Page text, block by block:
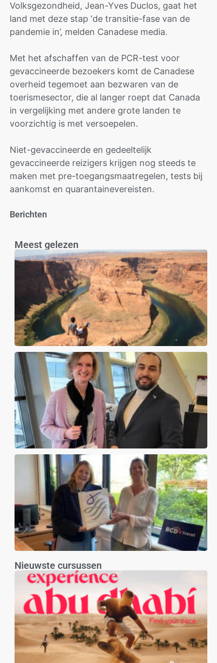
Volksgezondheid, Jean-Yves Duclos, gaat het
land met deze stap ‘de transitie-fase van de
pandemie in’, melden Canadese media.
Met het afschaffen van de PCR-test voor
gevaccineerde bezoekers komt de Canadese
overheid tegemoet aan bezwaren van de
toerismesector, die al langer roept dat Canada
in vergelijking met andere grote landen te
voorzichtig is met versoepelen.
Niet-gevaccineerde en gedeeltelijk
gevaccineerde reizigers krijgen nog steeds te
maken met pre-toegangsmaatregelen, tests bij
aankomst en quarantainevereisten.
Berichten
Meest gelezen
Nieuwste cursussen